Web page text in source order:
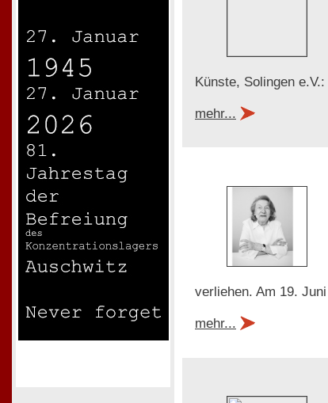
Künste, Solingen
mehr...
verliehen. Am 19.
mehr...